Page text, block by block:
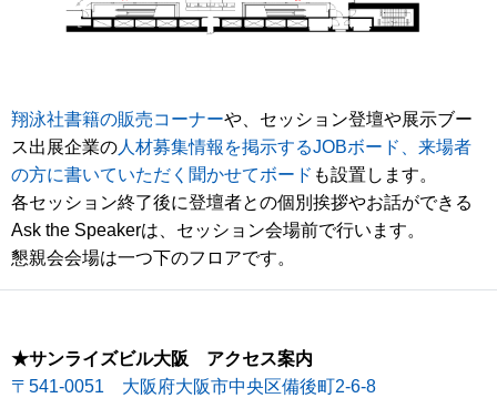
翔泳社書籍の販売コーナーや、セッション登壇や展示ブー
ス出展企業の人材募集情報を掲示するJOBボード、来場者
の方に書いていただく聞かせてボード も設置します。
各セッション終了後に登壇者との個別挨拶やお話ができる
Ask the Speakerは、セッション会場前で行います。
懇親会会場は一つ下のフロアです。
★サンライズビル大阪 アクセス案内
〒541-0051 大阪府大阪市中央区備後町2-6-8